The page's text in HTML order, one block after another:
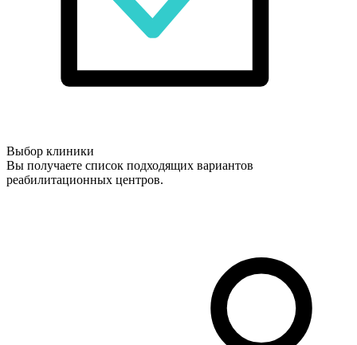
Выбор клиники
Вы получаете список подходящих вариантов
реабилитационных центров.